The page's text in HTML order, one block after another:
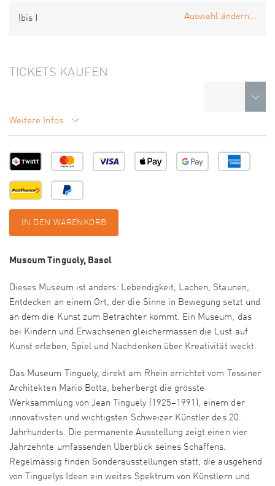
(bis ) Auswahl ändern...
TICKETS KAUFEN
Weitere Infos
IN DEN WARENKORB
Museum Tinguely, Basel
Dieses Museum ist anders: Lebendigkeit, Lachen, Staunen,
Entdecken an einem Ort, der die Sinne in Bewegung setzt und
an dem die Kunst zum Betrachter kommt. Ein Museum, das
bei Kindern und Erwachsenen gleichermassen die Lust auf
Kunst erleben, Spiel und Nachdenken über Kreativität weckt.
Das Museum Tinguely, direkt am Rhein errichtet vom Tessiner
Architekten Mario Botta, beherbergt die grösste
Werksammlung von Jean Tinguely (1925–1991), einem der
innovativsten und wichtigsten Schweizer Künstler des 20.
Jahrhunderts. Die permanente Ausstellung zeigt einen vier
Jahrzehnte umfassenden Überblick seines Schaffens.
Regelmässig finden Sonderausstellungen statt, die ausgehend
von Tinguelys Ideen ein weites Spektrum von Künstlern und